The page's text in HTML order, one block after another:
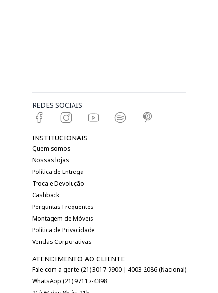
REDES SOCIAIS
INSTITUCIONAIS
Quem somos
Nossas lojas
Política de Entrega
Troca e Devolução
Cashback
Perguntas Frequentes
Montagem de Móveis
Política de Privacidade
Vendas Corporativas
ATENDIMENTO AO CLIENTE
Fale com a gente (21) 3017-9900 | 4003-2086 (Nacional)
WhatsApp (21) 97117-4398